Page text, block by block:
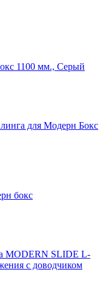
1100 мм., Серый
для Модерн Бокс
бокс
MODERN SLIDE L-
с доводчиком